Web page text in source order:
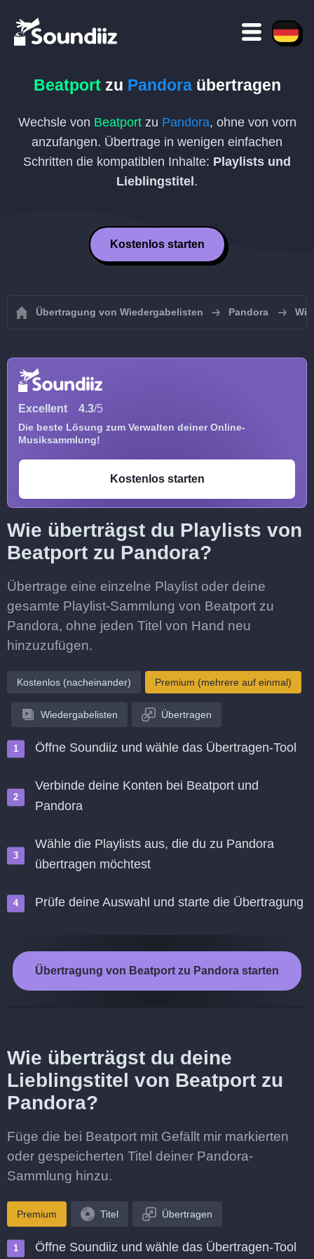
Beatportzu Pandoraübertragen
Wechsle von Beatportzu Pandora, ohne von vorn
anzufangen. Übertrage in wenigen einfachen
Schritten die kompatiblen Inhalte: Playlists und
Lieblingstitel .
Kostenlos starten
Übertragung von Wiedergabelisten Pandora
Excellent 4.3/5
Die beste Lösung zum Verwalten deiner Online-
Musiksammlung!
Kostenlos starten
Wie überträgst du Playlists von
Beatport zu Pandora?
Übertrage eine einzelne Playlist oder deine
gesamte Playlist-Sammlung von Beatport zu
Pandora, ohne jeden Titel von Hand neu
hinzuzufügen.
Kostenlos (nacheinander) Premium (mehrere auf einmal)
Wiedergabelisten Übertragen
Öffne Soundiiz und wähle das Übertragen-Tool
Verbinde deine Konten bei Beatport und
Pandora
Wähle die Playlists aus, die du zu Pandora
übertragen möchtest
Prüfe deine Auswahl und starte die Übertragung
Übertragung von Beatport zu Pandora starten
Wie überträgst du deine
Lieblingstitel von Beatport zu
Pandora?
Füge die bei Beatport mit Gefällt mir markierten
oder gespeicherten Titel deiner Pandora-
Sammlung hinzu.
Premium Titel Übertragen
Öffne Soundiiz und wähle das Übertragen-Tool